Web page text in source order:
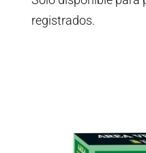
registrados.